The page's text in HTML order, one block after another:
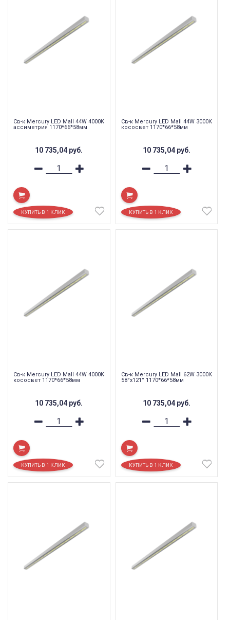
Св-к Mercury LED Mall 44W 4000К
ассиметрия 1170*66*58мм
10 735,04 руб.
Св-к Mercury LED Mall 44W 3000К
кососвет 1170*66*58мм
10 735,04 руб.
Св-к Mercury LED Mall 44W 4000К
кососвет 1170*66*58мм
10 735,04 руб.
Св-к Mercury LED Mall 62W 3000К
58°x121° 1170*66*58мм
10 735,04 руб.